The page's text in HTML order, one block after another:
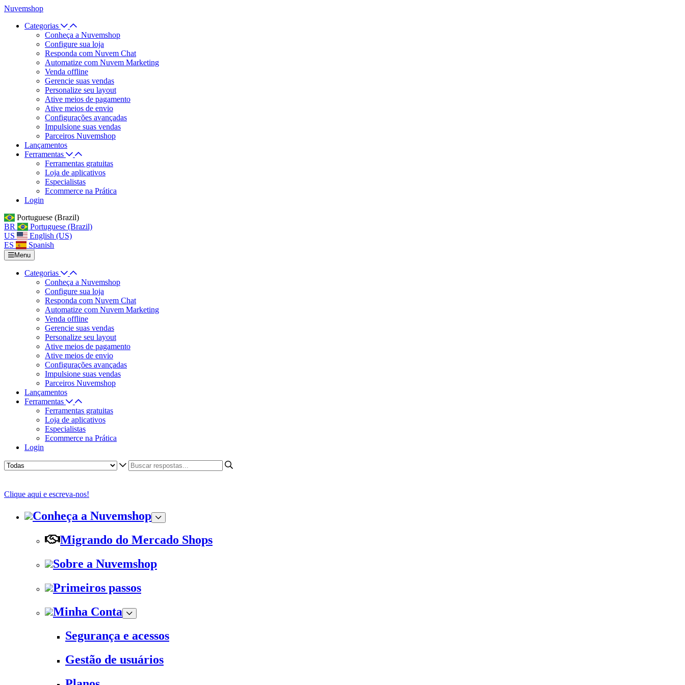
Nuvemshop
Categorias
Conheça a Nuvemshop
Configure sua loja
Responda com Nuvem Chat
Automatize com Nuvem Marketing
Venda offline
Gerencie suas vendas
Personalize seu layout
Ative meios de pagamento
Ative meios de envio
Configurações avançadas
Impulsione suas vendas
Parceiros Nuvemshop
Lançamentos
Ferramentas
Ferramentas gratuitas
Loja de aplicativos
Especialistas
Ecommerce na Prática
Login
Portuguese (Brazil)
BR
Portuguese (Brazil)
US
English (US)
ES
Spanish
Menu
Categorias
Conheça a Nuvemshop
Configure sua loja
Responda com Nuvem Chat
Automatize com Nuvem Marketing
Venda offline
Gerencie suas vendas
Personalize seu layout
Ative meios de pagamento
Ative meios de envio
Configurações avançadas
Impulsione suas vendas
Parceiros Nuvemshop
Lançamentos
Ferramentas
Ferramentas gratuitas
Loja de aplicativos
Especialistas
Ecommerce na Prática
Login
Clique aqui e escreva-nos!
Conheça a Nuvemshop
Migrando do Mercado Shops
Sobre a Nuvemshop
Primeiros passos
Minha Conta
Segurança e acessos
Gestão de usuários